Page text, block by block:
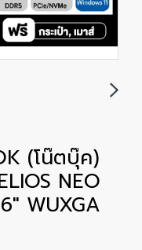
(โน๊ตบุ๊ค)
NEO
WUXGA